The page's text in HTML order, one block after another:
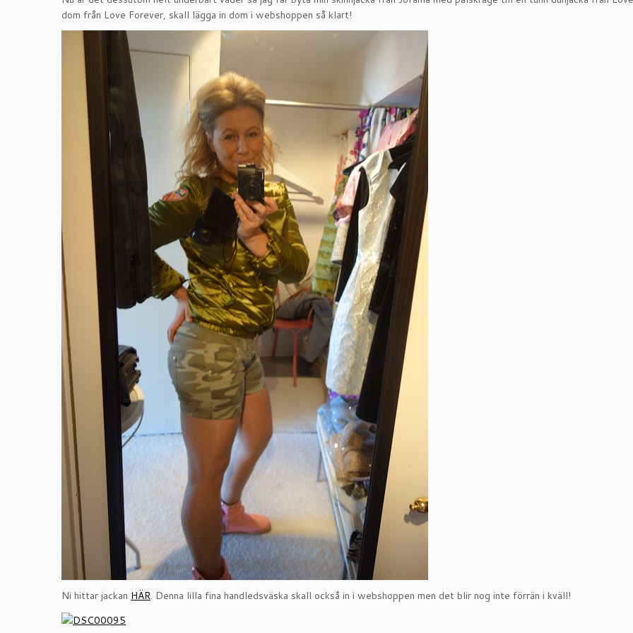
dom från Love Forever, skall lägga in dom i webshoppen så klart!
Ni hittar jackan HÄR. Denna lilla fina handledsväska skall också in i webshoppen men det blir nog inte förrän i kväll!